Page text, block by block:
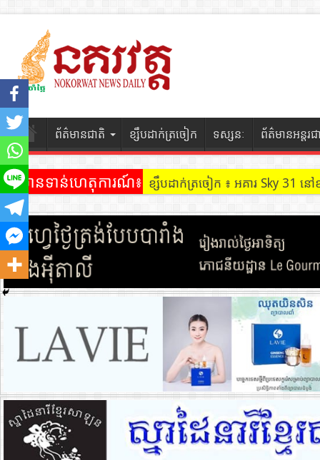
ព័ត៌មានជាតិ ខ្សឹបដាក់ត្រចៀក ទស្សនៈ ព័ត៌មានអន្តរជ
ព័ត៌មានទាន់ហេតុការណ៍៖ ខ្សឹបដាក់ត្រចៀក ៖ អគារ Sky 31